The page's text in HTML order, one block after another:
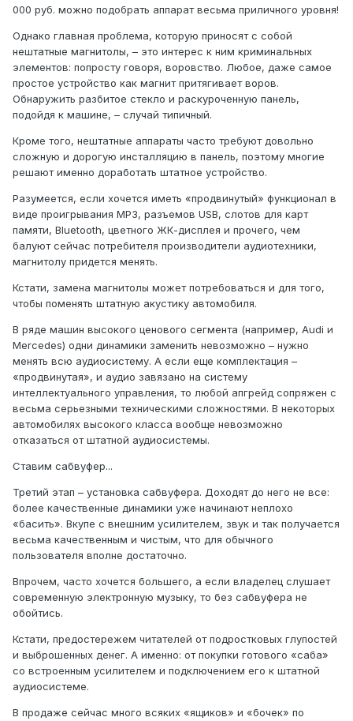
000 руб. можно подобрать аппарат весьма приличного уровня!
Однако главная проблема, которую приносят с собой
нештатные магнитолы, – это интерес к ним криминальных
элементов: по­просту говоря, воровство. Любое, даже самое
простое устройство как магнит притягивает воров.
Обнаружить разбитое стекло и раскуроченную панель,
подойдя к машине, – случай типичный.
Кроме того, нештатные аппараты часто требуют довольно
сложную и дорогую инсталляцию в панель, поэтому многие
решают именно доработать штатное устройство.
Разумеется, если хочется иметь «продвинутый» функ­ционал в
виде проигрывания МР3, разъемов USB, слотов для карт
памяти, Bluetooth, цветного ЖК-дисплея и прочего, чем
балуют сейчас потребителя производители аудиотехники,
магнитолу придется менять.
Кстати, замена магнитолы может потребоваться и для того,
чтобы поменять штатную акустику автомобиля.
В ряде машин высокого ценового сегмента (например, Audi и
Mercedes) одни динамики заменить невозможно – нужно
менять всю аудиосистему. А если еще комплектация –
«продвинутая», и аудио завязано на систему
интеллектуального управления, то любой апгрейд сопряжен с
весьма серьезными техническими сложностями. В некоторых
автомобилях высокого класса вообще невозможно
отказаться от штатной аудиосистемы.
Ставим сабвуфер...
Третий этап – установка сабвуфера. Доходят до него не все:
более качественные динамики уже начинают неплохо
«басить». Вкупе с внешним усилителем, звук и так получается
весьма качественным и чистым, что для обычного
пользователя вполне достаточно.
Впрочем, часто хочется большего, а если владелец слушает
современную электронную музыку, то без саб­вуфера не
обойтись.
Кстати, предостережем читателей от подростковых глупостей
и выброшенных денег. А именно: от покупки готового «саба»
со встроенным усилителем и подключением его к штатной
аудиосистеме.
В продаже сейчас много всяких «ящиков» и «бочек» по